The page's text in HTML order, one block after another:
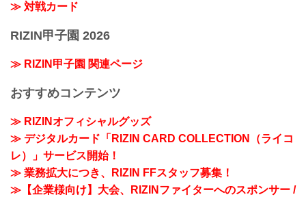
≫ 対戦カード
RIZIN甲子園 2026
≫ RIZIN甲子園 関連ページ
おすすめコンテンツ
≫ RIZINオフィシャルグッズ
≫ デジタルカード「RIZIN CARD COLLECTION（ライコ
レ）」サービス開始！
≫ 業務拡大につき、RIZIN FFスタッフ募集！
≫【企業様向け】大会、RIZINファイターへのスポンサー /